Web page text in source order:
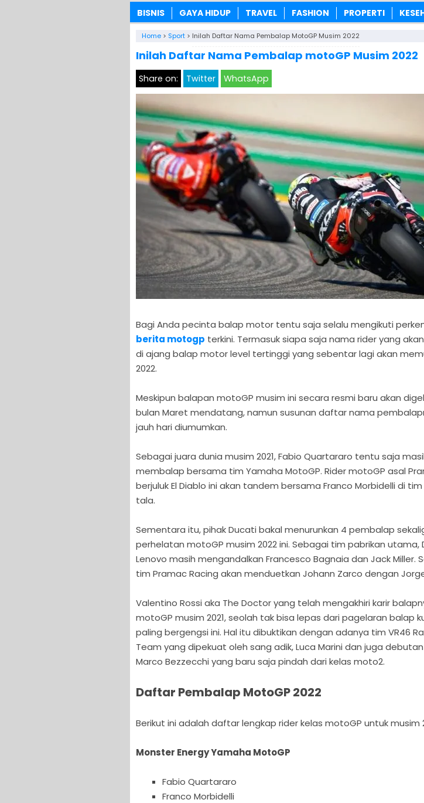
BISNIS GAYA HIDUP TRAVEL FASHION PROPERTI
Home > Sport > Inilah Daftar Nama Pembalap MotoGP Musim 2022
Inilah Daftar Nama Pembalap motoGP Musim 2022
Share on: Twitter WhatsApp
Bagi Anda pecinta balap motor tentu saja selalu mengikuti
berita motogp terkini. Termasuk siapa saja nama rider yang
di ajang balap motor level tertinggi yang sebentar lagi akan
2022.
Meskipun balapan motoGP musim ini secara resmi baru akan
bulan Maret mendatang, namun susunan daftar nama
jauh hari diumumkan.
Sebagai juara dunia musim 2021, Fabio Quartararo tentu saja
membalap bersama tim Yamaha MotoGP. Rider motoGP asal
berjuluk El Diablo ini akan tandem bersama Franco Morbidelli di
tala.
Sementara itu, pihak Ducati bakal menurunkan 4 pembalap
perhelatan motoGP musim 2022 ini. Sebagai tim pabrikan utama,
Lenovo masih mengandalkan Francesco Bagnaia dan Jack Miller.
tim Pramac Racing akan menduetkan Johann Zarco dengan
Valentino Rossi aka The Doctor yang telah mengakhiri karir
motoGP musim 2021, seolah tak bisa lepas dari pagelaran balap
paling bergengsi ini. Hal itu dibuktikan dengan adanya tim VR46
Team yang dipekuat oleh sang adik, Luca Marini dan juga
Marco Bezzecchi yang baru saja pindah dari kelas moto2.
Daftar Pembalap MotoGP 2022
Berikut ini adalah daftar lengkap rider kelas motoGP untuk musim
Monster Energy Yamaha MotoGP
Fabio Quartararo
Franco Morbidelli